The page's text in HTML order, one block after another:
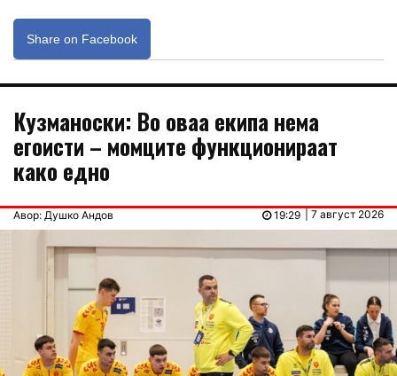
Share on Facebook
Кузманоски: Во оваа екипа нема
егоисти – момците функционираат
како едно
Авор: Душко Андов | 7 август 2026
19:29